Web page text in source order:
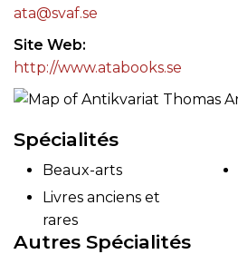
ata@svaf.se
Site Web
http://www.atabooks.se
Spécialités
Beaux-arts
Livres anciens et
rares
Autres Spécialités